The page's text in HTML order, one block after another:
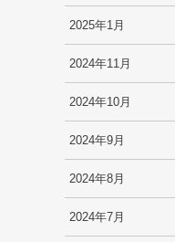
2025年1月
2024年11月
2024年10月
2024年9月
2024年8月
2024年7月